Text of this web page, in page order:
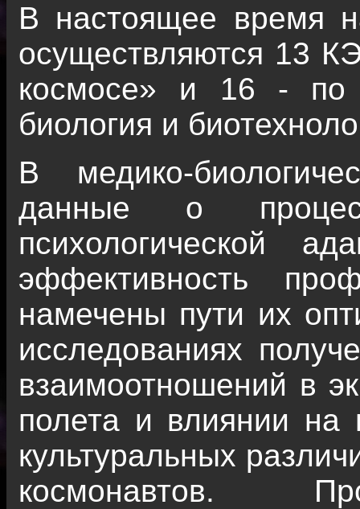
В настоящее время
осуществляются 13
космосе» и 16 - по
биология и
В медико-
данные о
психологической
эффективность
намечены пути их
исследованиях
взаимоотношений в
полета и влиянии на
культуральных
космонавтов.